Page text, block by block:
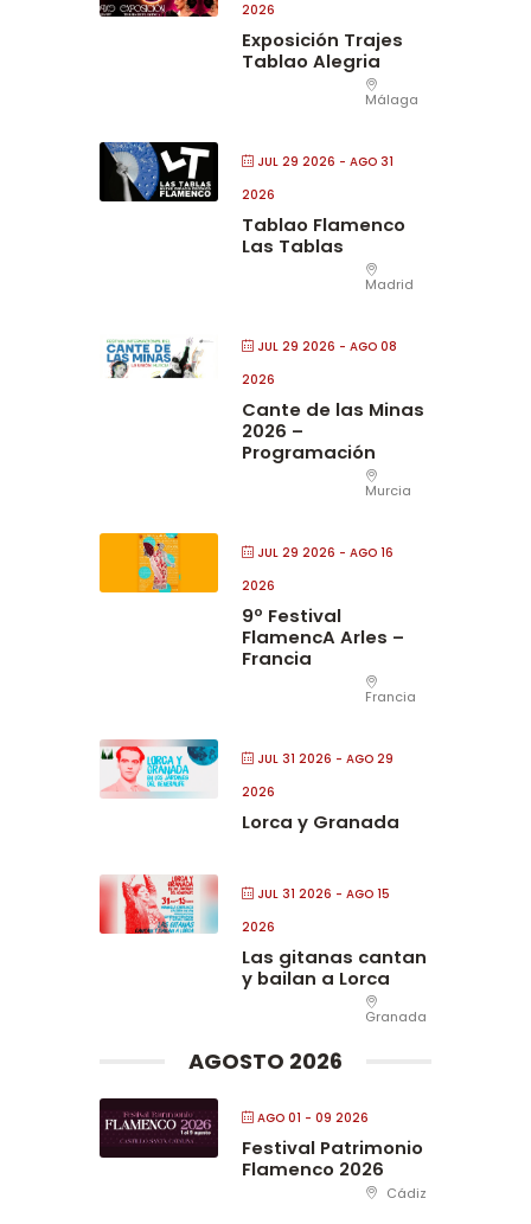
2026
Exposición Trajes
Tablao Alegria
Málaga
JUL 29 2026 - AGO 31
2026
Tablao Flamenco
Las Tablas
Madrid
JUL 29 2026 - AGO 08
2026
Cante de las Minas
2026 –
Programación
Murcia
JUL 29 2026 - AGO 16
2026
9º Festival
FlamencA Arles –
Francia
Francia
JUL 31 2026 - AGO 29
2026
Lorca y Granada
JUL 31 2026 - AGO 15
2026
Las gitanas cantan
y bailan a Lorca
Granada
AGOSTO 2026
AGO 01 - 09 2026
Festival Patrimonio
Flamenco 2026
Cádiz